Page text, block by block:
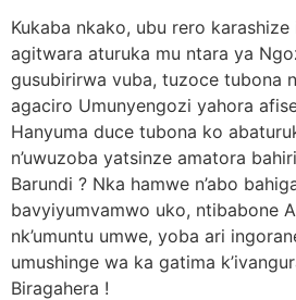
Kukaba nkako, ubu rero
agitwara aturuka mu ntara ya
gusubirirwa vuba, tuzoce tubona
agaciro Umunyengozi yahora
Hanyuma duce tubona ko
n’uwuzoba yatsinze amatora
Barundi ? Nka hamwe n’abo
bavyiyumvamwo uko, ntibabone
nk’umuntu umwe, yoba ari
umushinge wa ka gatima
Biragahera !